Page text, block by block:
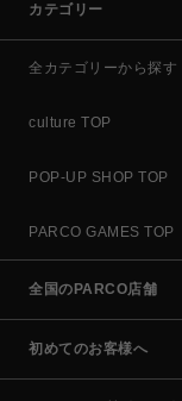
カテゴリー
全カテゴリーから探す
culture TOP
POP-UP SHOP TOP
PARCO GAMES TOP
全国のPARCO店舗
初めてのお客様へ